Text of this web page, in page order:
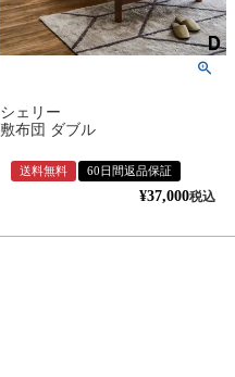
シェリー
敷布団 ダブル
送料無料 60日間返品保証
¥37,000税込